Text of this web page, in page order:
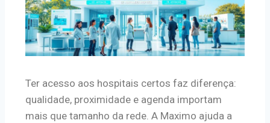
Ter acesso aos hospitais certos faz diferença:
qualidade, proximidade e agenda importam
mais que tamanho da rede. A Maximo ajuda a